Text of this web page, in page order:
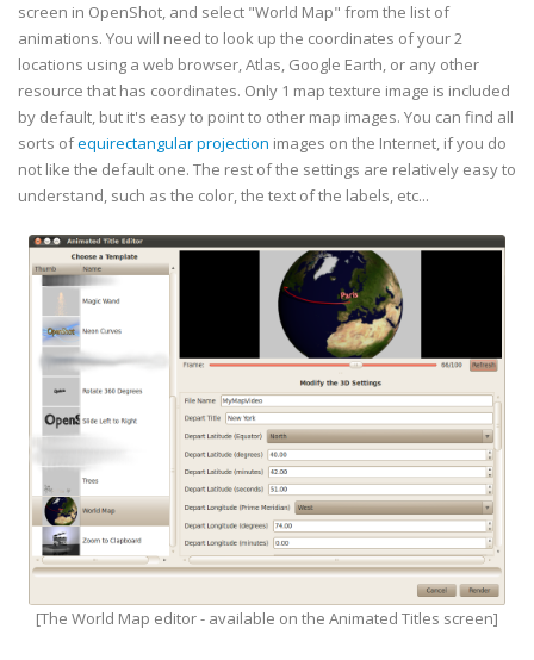
screen in OpenShot, and select "World Map" from the list of
animations. You will need to look up the coordinates of your 2
locations using a web browser, Atlas, Google Earth, or any other
resource that has coordinates. Only 1 map texture image is included
by default, but it's easy to point to other map images. You can find all
sorts ofequirectangular projection images on the Internet, if you do
not like the default one. The rest of the settings are relatively easy to
understand, such as the color, the text of the labels, etc...
[The World Map editor - available on the Animated Titles screen]